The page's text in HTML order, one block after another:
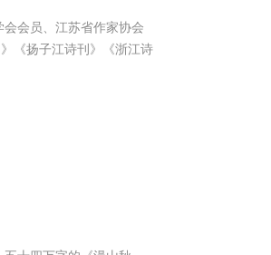
会员、江苏省作家协会
《扬子江诗刊》《浙江诗